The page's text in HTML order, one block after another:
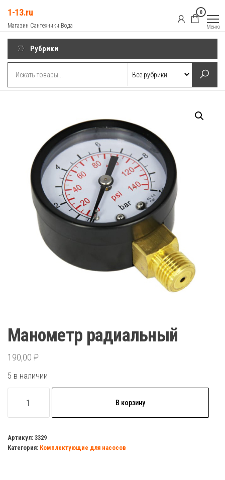
содержимому
1-13.ru
Магазин Сантехники Вода
0
Меню
Рубрики
Манометр радиальный
190,00 ₽
5 в наличии
товара
радиальный
В корзину
Артикул: 3329
Категория: Комплектующие для насосов